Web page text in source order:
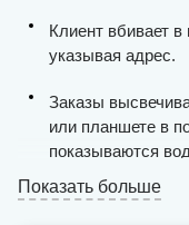
Клиент вбивает в
указывая адрес.
Заказы
или планшете в
показываются
Если таксист
Показать больше